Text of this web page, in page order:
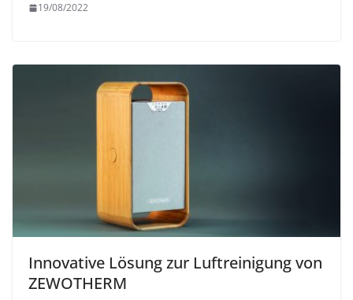
19/08/2022
Innovative Lösung zur Luftreinigung von
ZEWOTHERM